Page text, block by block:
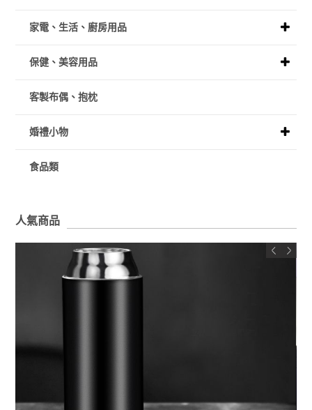
家電、生活、廚房用品
保健、美容用品
客製布偶、抱枕
婚禮小物
食品類
人氣商品